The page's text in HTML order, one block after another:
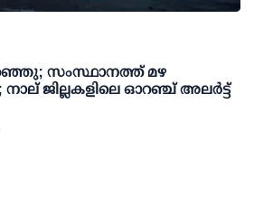
സംസ്ഥാനത്ത് മഴ
നാല് ജില്ലകളിലെ ഓറഞ്ച് അലർട്ട്